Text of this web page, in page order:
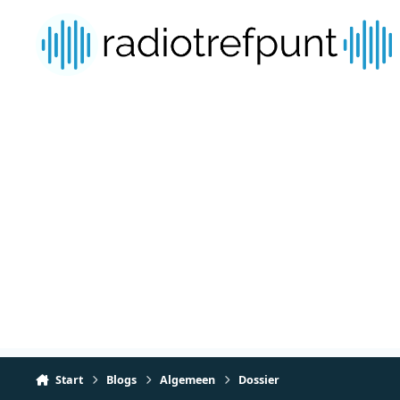
Start Blogs Algemeen Dossier